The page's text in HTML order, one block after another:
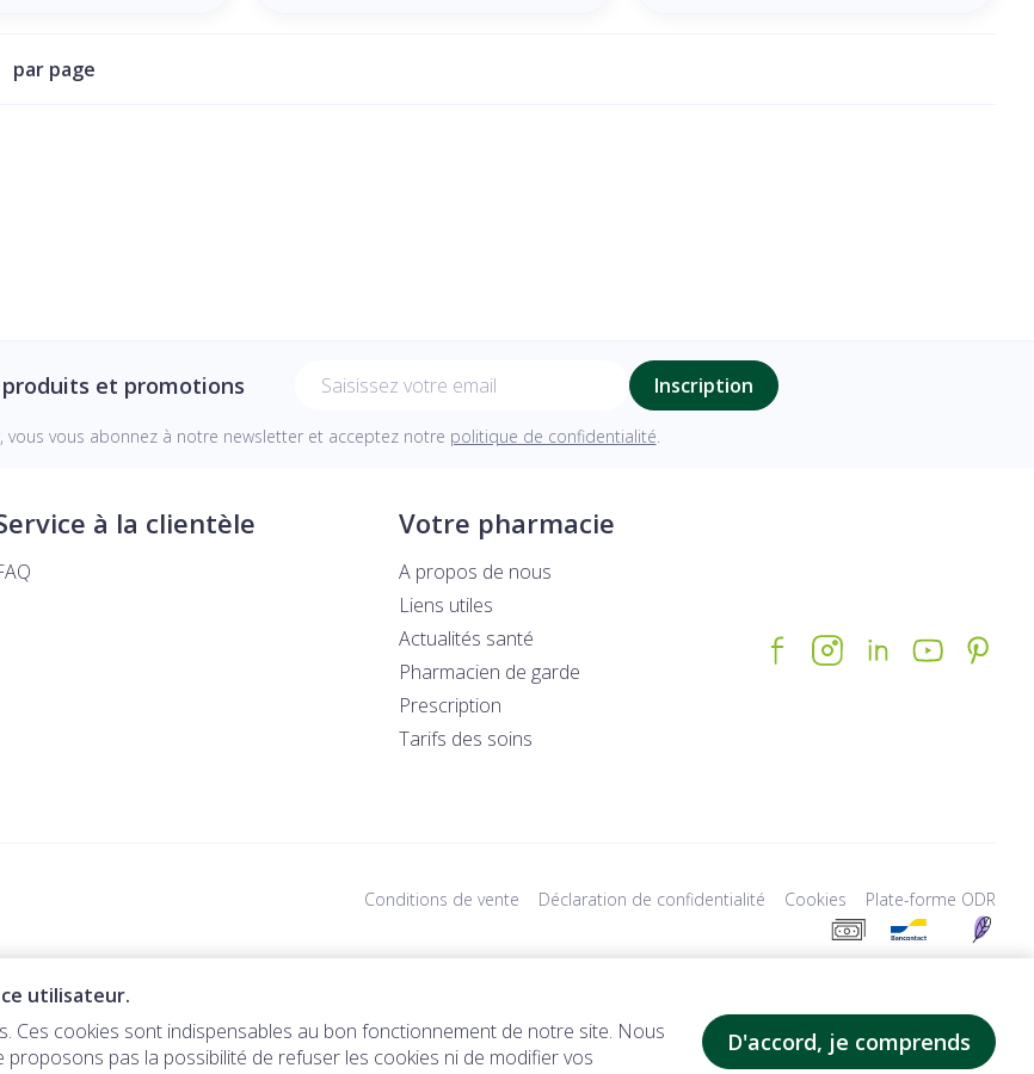
utilisateur.
Ces cookies sont indispensables au bon fonctionnement de notre site. Nous
pas la possibilité de refuser les cookies ni de modifier vos
D'accord, je comprends
par page
et promotions Inscription
vous vous abonnez à notre newsletter et acceptez notre politique de confidentialité
à la clientèle Votre pharmacie
A propos de nous
Liens utiles
Actualités santé
Pharmacien de garde
Prescription
Tarifs des soins
Conditions de vente Déclaration de confidentialité Cookies Plate-forme ODR
au distributeur automatique après paiement en ligne. - En